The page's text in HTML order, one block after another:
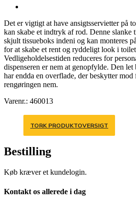
Det er vigtigt at have ansigtsservietter på
kan skabe et indtryk af rod. Denne slanke
skjult tissueboks indeni og kan monteres
for at skabe et rent og ryddeligt look i
Vedligeholdelsestiden reduceres for
dispenseren er nem at genopfylde. Den let
har endda en overflade, der beskytter
rengøringen nem.
Varenr.: 460013
TORK PRODUKTOVERSIGT
Bestilling
Køb kræver et kundelogin.
Kontakt os allerede i dag